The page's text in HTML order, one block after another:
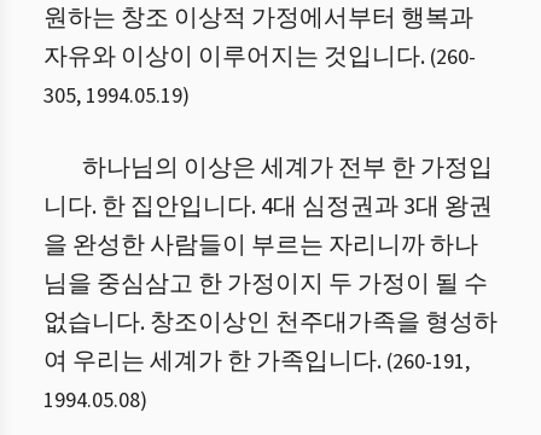
원하는 창조 이상적 가정에서부터 행복과
자유와 이상이 이루어지는 것입니다. (260-
305, 1994.05.19)
하나님의 이상은 세계가 전부 한 가정입
니다. 한 집안입니다. 4대 심정권과 3대 왕권
을 완성한 사람들이 부르는 자리니까 하나
님을 중심삼고 한 가정이지 두 가정이 될 수
없습니다. 창조이상인 천주대가족을 형성하
여 우리는 세계가 한 가족입니다. (260-191,
1994.05.08)